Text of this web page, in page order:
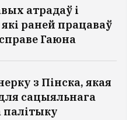
атрадаў і
які раней працаваў
Гаюна
з Пінска, якая
сацыяльнага
палітыку
Кіевам забіла
ўнука
крадзяжы